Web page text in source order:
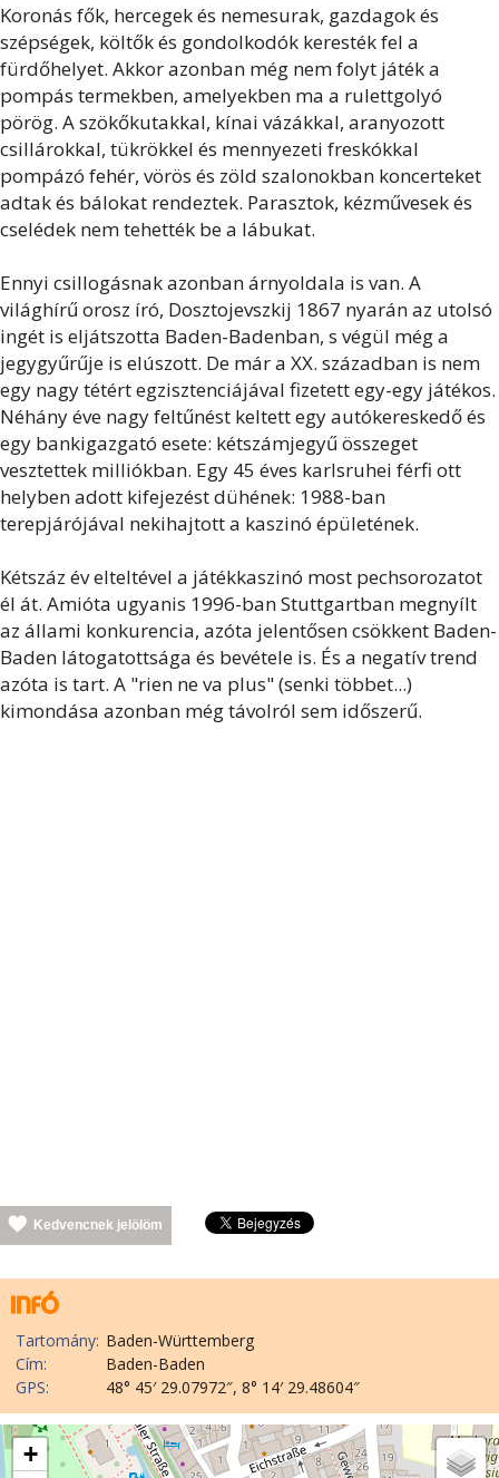
Koronás fők, hercegek és nemesurak, gazdagok és
szépségek, költők és gondolkodók keresték fel a
fürdőhelyet. Akkor azonban még nem folyt játék a
pompás termekben, amelyekben ma a rulettgolyó
pörög. A szökőkutakkal, kínai vázákkal, aranyozott
csillárokkal, tükrökkel és mennyezeti freskókkal
pompázó fehér, vörös és zöld szalonokban koncerteket
adtak és bálokat rendeztek. Parasztok, kézművesek és
cselédek nem tehették be a lábukat.
Ennyi csillogásnak azonban árnyoldala is van. A
világhírű orosz író, Dosztojevszkij 1867 nyarán az utolsó
ingét is eljátszotta Baden-Badenban, s végül még a
jegygyűrűje is elúszott. De már a XX. században is nem
egy nagy tétért egzisztenciájával fizetett egy-egy játékos.
Néhány éve nagy feltűnést keltett egy autókereskedő és
egy bankigazgató esete: kétszámjegyű összeget
vesztettek milliókban. Egy 45 éves karlsruhei férfi ott
helyben adott kifejezést dühének: 1988-ban
terepjárójával nekihajtott a kaszinó épületének.
Kétszáz év elteltével a játékkaszinó most pechsorozatot
él át. Amióta ugyanis 1996-ban Stuttgartban megnyílt
az állami konkurencia, azóta jelentősen csökkent Baden-
Baden látogatottsága és bevétele is. És a negatív trend
azóta is tart. A "rien ne va plus" (senki többet...)
kimondása azonban még távolról sem időszerű.
Kedvencnek jelölöm
Tartomány: Baden-Württemberg
Cím:
Baden-Baden
GPS:
48° 45′ 29.07972″, 8° 14′ 29.48604″
+